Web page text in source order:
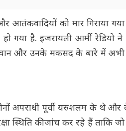
को मार गिराया
गया है. इजरायली आर्मी रेडियो
और उनके मकसद के बारे में
अपराधी पूर्वी यरुशलम के थे
स्थिति की जांच कर रहे हैं ताकि